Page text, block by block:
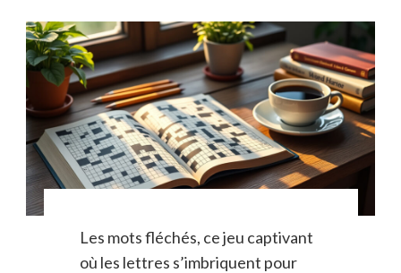
Les mots fléchés, ce jeu captivant
où les lettres s’imbriquent pour